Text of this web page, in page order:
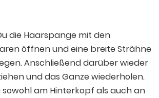
die Haarspange mit den
öffnen und eine breite Strähne
Anschließend darüber wieder
und das Ganze wiederholen.
sowohl am Hinterkopf als auch an